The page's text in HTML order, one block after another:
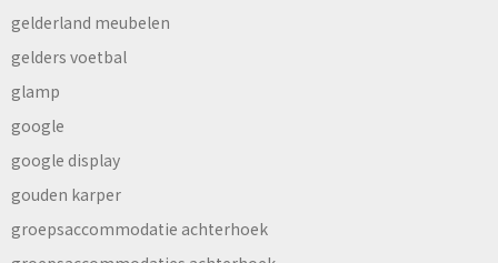
gelderland meubelen
gelders voetbal
glamp
google
google display
gouden karper
groepsaccommodatie achterhoek